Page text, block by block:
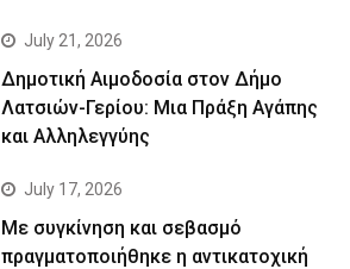
July 21, 2026
Δημοτική Αιμοδοσία στον Δήμο
Λατσιών-Γερίου: Μια Πράξη Αγάπης
και Αλληλεγγύης
July 17, 2026
Με συγκίνηση και σεβασμό
πραγματοποιήθηκε η αντικατοχική